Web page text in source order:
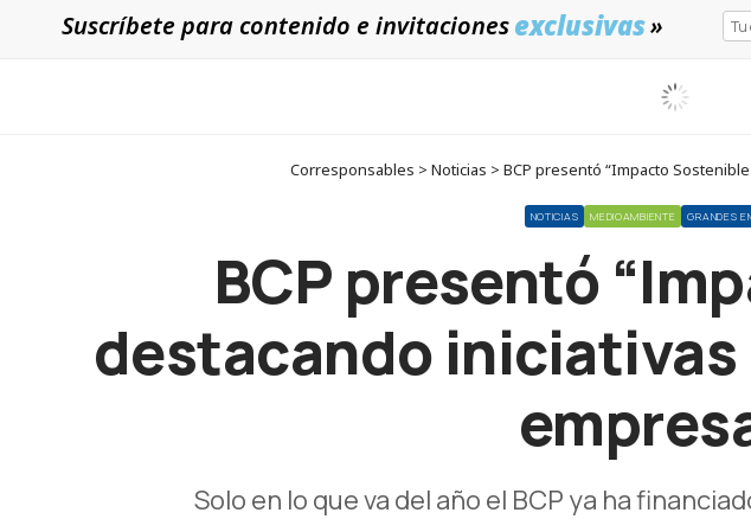
Suscríbete para contenido e invitacionesexclusivas»
Corresponsables > Noticias > BCP presentó “Impacto
NOTICIAS MEDIOAMBIENTE GRANDES
BCP presentó
destacando
Solo en lo que va del año el BCP ya ha